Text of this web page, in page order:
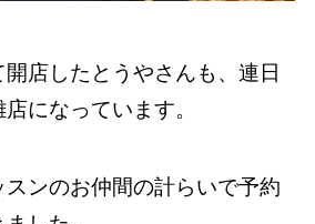
店したとうやさんも、連日
になっています。
ンのお仲間の計らいで予約